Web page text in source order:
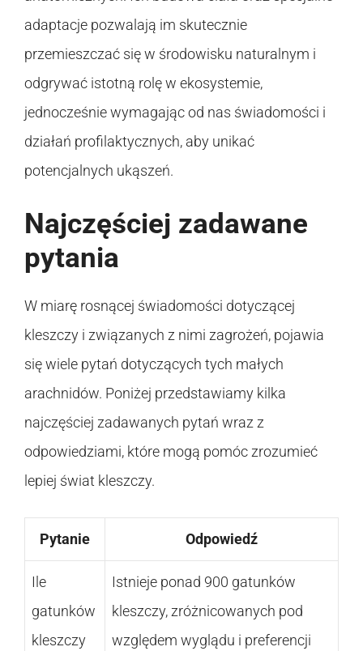
adaptacje pozwalają im skutecznie
przemieszczać się w środowisku naturalnym i
odgrywać istotną rolę w ekosystemie,
jednocześnie wymagając od nas świadomości i
działań profilaktycznych, aby unikać
potencjalnych ukąszeń.
Najczęściej zadawane
pytania
W miarę rosnącej świadomości dotyczącej
kleszczy i związanych z nimi zagrożeń, pojawia
się wiele pytań dotyczących tych małych
arachnidów. Poniżej przedstawiamy kilka
najczęściej zadawanych pytań wraz z
odpowiedziami, które mogą pomóc zrozumieć
lepiej świat kleszczy.
Pytanie Odpowiedź
Ile
gatunków
kleszczy
Istnieje ponad 900 gatunków
kleszczy, zróżnicowanych pod
względem wyglądu i preferencji